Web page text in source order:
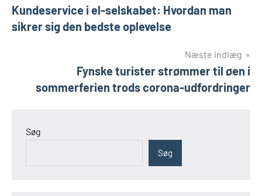
Kundeservice i el-selskabet: Hvordan man
sikrer sig den bedste oplevelse
Næste indlæg
Fynske turister strømmer til øen i
sommerferien trods corona-udfordringer
Søg
Søg